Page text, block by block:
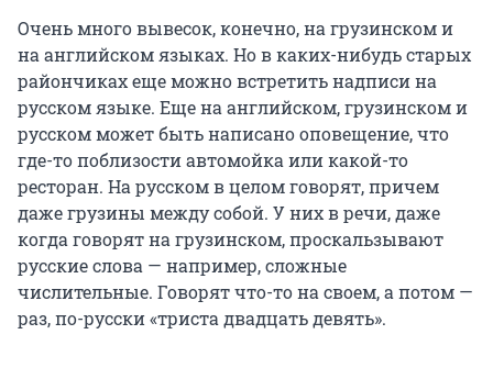
Очень много вывесок, конечно, на грузинском и
на английском языках. Но в каких-нибудь старых
райончиках еще можно встретить надписи на
русском языке. Еще на английском, грузинском и
русском может быть написано оповещение, что
где-то поблизости автомойка или какой-то
ресторан. На русском в целом говорят, причем
даже грузины между собой. У них в речи, даже
когда говорят на грузинском, проскальзывают
русские слова — например, сложные
числительные. Говорят что-то на своем, а потом —
раз, по-русски «триста двадцать девять».